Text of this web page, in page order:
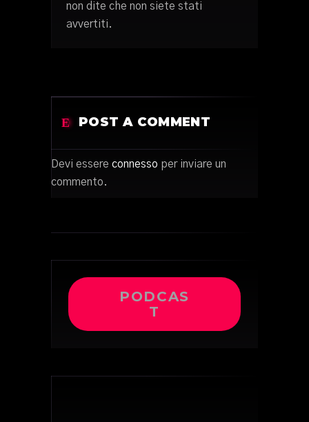
non dite che non siete stati
avvertiti.
POST A COMMENT
Devi essere connesso per inviare un
commento.
PODCAS
T